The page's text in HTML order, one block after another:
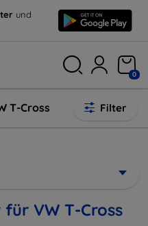
und
0
T-Cross Filter
VW T-Cross